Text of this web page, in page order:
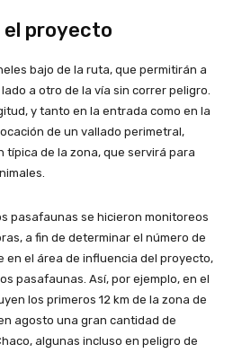
el proyecto
bajo de la ruta, que permitirán a
a otro de la vía sin correr peligro.
y tanto en la entrada como en la
de un vallado perimetral,
de la zona, que servirá para
pasafaunas se hicieron monitoreos
a fin de determinar el número de
en el área de influencia del proyecto,
pasafaunas. Así, por ejemplo, en el
los primeros 12 km de la zona de
agosto una gran cantidad de
algunas incluso en peligro de